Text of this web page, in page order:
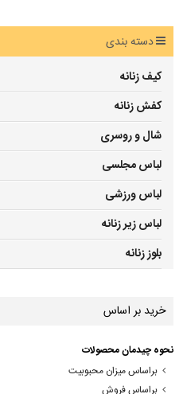
دسته بندی
کیف زنانه
کفش زنانه
شال و روسری
لباس مجلسی
لباس ورزشی
لباس زیر زنانه
بلوز زنانه
خرید بر اساس
نحوه چیدمان محصولات
براساس میزان محبوبیت
براساس فروش